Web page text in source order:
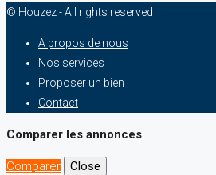
© Houzez - All rights reserved
A propos de nous
Nos services
Proposer un bien
Contact
Comparer les annonces
Comparer
Close